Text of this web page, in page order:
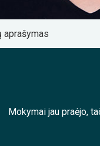
aprašymas
Mokymai jau praėjo,